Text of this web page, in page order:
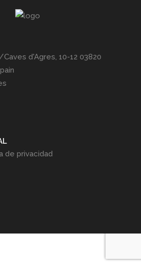
d'Agres, 10-12 03820
de privacidad